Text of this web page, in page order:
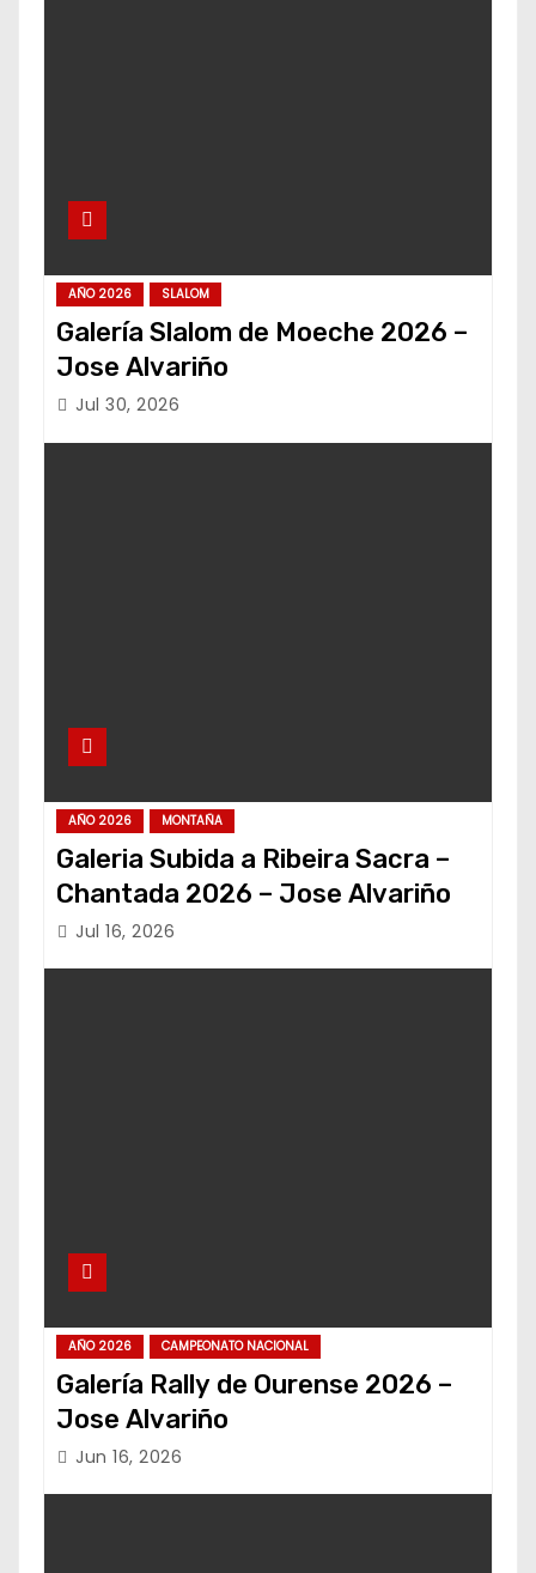
AÑO 2026 SLALOM
Galería Slalom de Moeche 2026 –
Jose Alvariño
Jul 30, 2026
AÑO 2026 MONTAÑA
Galeria Subida a Ribeira Sacra –
Chantada 2026 – Jose Alvariño
Jul 16, 2026
AÑO 2026 CAMPEONATO NACIONAL
Galería Rally de Ourense 2026 –
Jose Alvariño
Jun 16, 2026